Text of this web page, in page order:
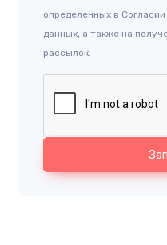
определенных в
данных, а также на
рассылок.